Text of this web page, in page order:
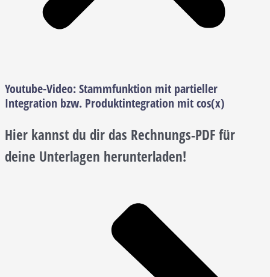
Youtube-Video:Stammfunktion mit partieller
Integration bzw. Produktintegration mit cos(x)
Hier kannst du dir das Rechnungs-PDF für
deine Unterlagen herunterladen!